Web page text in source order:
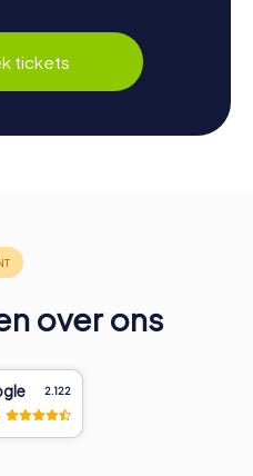
tickets
over ons
2.122